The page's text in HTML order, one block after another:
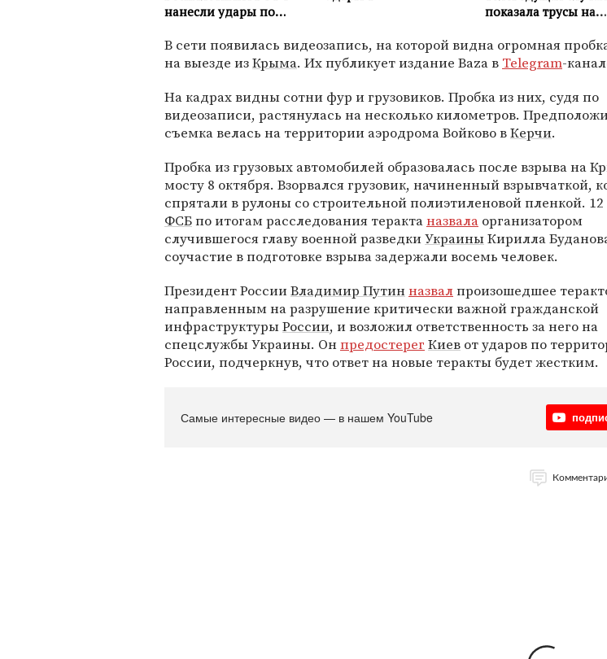
В сети появилась видеозапись, на которой видна огромная
на выезде изКрыма. Их публикует издание Baza в Telegram-
На кадрах видны сотни фур и грузовиков. Пробка из них, судя по
видеозаписи, растянулась на несколько километров.
съемка велась на территории аэродрома Войково вКерчи.
Пробка из грузовых автомобилей образовалась после взрыва на
мосту 8 октября. Взорвался грузовик, начиненный взрывчаткой,
спрятали в рулоны со строительной полиэтиленовой пленкой. 12
ФСБпо итогам расследования терактаназвала организатором
случившегося главу военной разведкиУкраиныКирилла
соучастие в подготовке взрыва задержали восемь человек.
Президент РоссииВладимир Путинназвалпроизошедшее
направленным на разрушение критически важной гражданской
инфраструктурыРоссии, и возложил ответственность за него на
спецслужбы Украины. Онпредостерег Киев от ударов по
России, подчеркнув, что ответ на новые теракты будет жестким.
Самые интересные видео — в нашем YouTube